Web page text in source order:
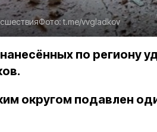
Фото:t.me/vvgladkov
по региону
округом подавлен